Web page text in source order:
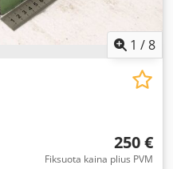
1 /8
250 €
Fiksuota kaina plius PVM